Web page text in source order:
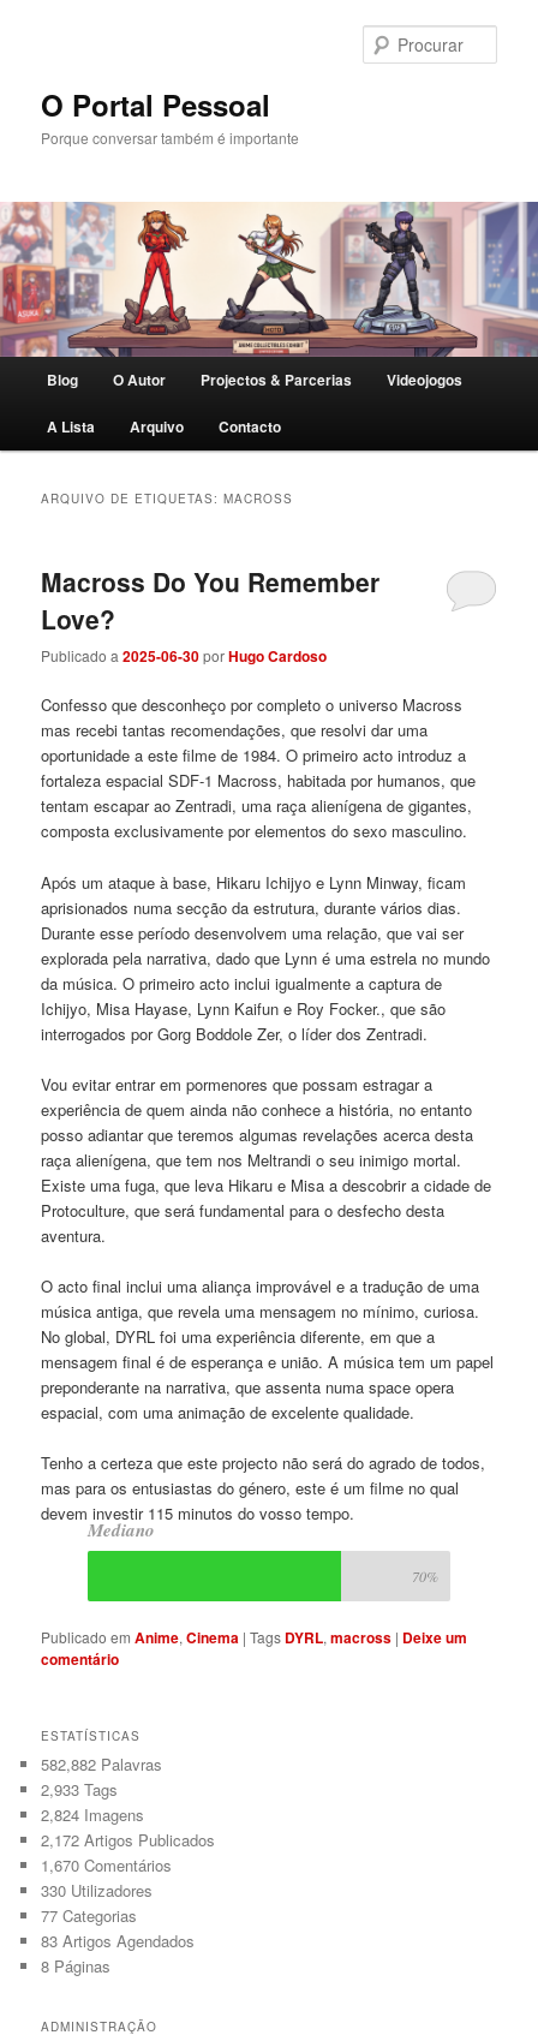
primário
secundárioO Portal Pessoal
Porque conversar também é importante
Blog O Autor Projectos & Parcerias Videojogos
A Lista Arquivo Contacto
ARQUIVO DE ETIQUETAS:MACROSS
Macross Do You Remember
Love?
Publicado a2025-06-30porHugo Cardoso
Confesso que desconheço por completo o universo Macross
mas recebi tantas recomendações, que resolvi dar uma
oportunidade a este filme de 1984. O primeiro acto introduz a
fortaleza espacial SDF-1 Macross, habitada por humanos, que
tentam escapar ao Zentradi, uma raça alienígena de gigantes,
composta exclusivamente por elementos do sexo masculino.
Após um ataque à base, Hikaru Ichijyo e Lynn Minway, ficam
aprisionados numa secção da estrutura, durante vários dias.
Durante esse período desenvolvem uma relação, que vai ser
explorada pela narrativa, dado que Lynn é uma estrela no mundo
da música. O primeiro acto inclui igualmente a captura de
Ichijyo, Misa Hayase, Lynn Kaifun e Roy Focker., que são
interrogados por Gorg Boddole Zer, o líder dos Zentradi.
Vou evitar entrar em pormenores que possam estragar a
experiência de quem ainda não conhece a história, no entanto
posso adiantar que teremos algumas revelações acerca desta
raça alienígena, que tem nos Meltrandi o seu inimigo mortal.
Existe uma fuga, que leva Hikaru e Misa a descobrir a cidade de
Protoculture, que será fundamental para o desfecho desta
aventura.
O acto final inclui uma aliança improvável e a tradução de uma
música antiga, que revela uma mensagem no mínimo, curiosa.
No global, DYRL foi uma experiência diferente, em que a
mensagem final é de esperança e união. A música tem um papel
preponderante na narrativa, que assenta numa space opera
espacial, com uma animação de excelente qualidade.
Tenho a certeza que este projecto não será do agrado de todos,
mas para os entusiastas do género, este é um filme no qual
devem investir 115 minutos do vosso tempo.
Mediano
70%
Publicado em Anime,Cinema |Tags DYRL,macross | Deixe um
comentário
ESTATÍSTICAS
582,882 Palavras
2,933 Tags
2,824 Imagens
2,172 Artigos Publicados
1,670 Comentários
330 Utilizadores
77 Categorias
83 Artigos Agendados
8 Páginas
ADMINISTRAÇÃO